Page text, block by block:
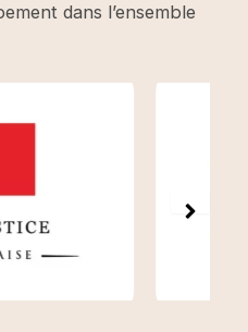
dans l’ensemble